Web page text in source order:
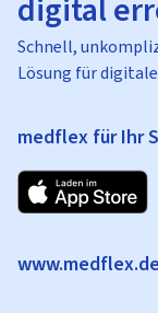
digital
Schnell,
Lösung für
medflex für Ihr